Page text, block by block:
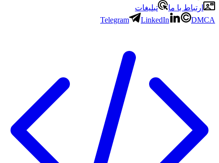
ارتباط با ما
تبلیغات
Telegram
LinkedIn DMCA